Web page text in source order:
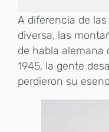
A diferencia de
diversa, las
de habla alemana
1945, la gente
perdieron su